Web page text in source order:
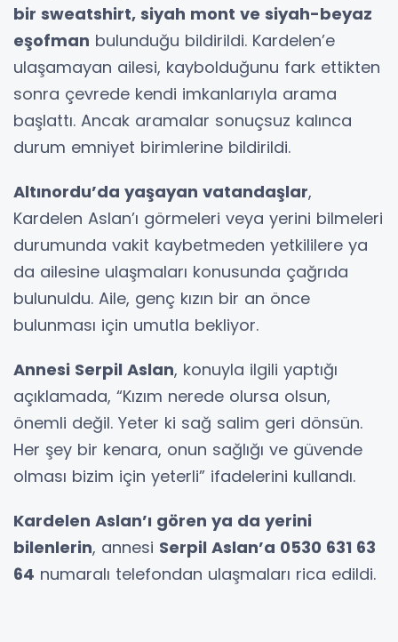
bir sweatshirt, siyah mont ve siyah-beyaz
eşofman bulunduğu bildirildi. Kardelen’e
ulaşamayan ailesi, kaybolduğunu fark ettikten
sonra çevrede kendi imkanlarıyla arama
başlattı. Ancak aramalar sonuçsuz kalınca
durum emniyet birimlerine bildirildi.
Altınordu’da yaşayan vatandaşlar,
Kardelen Aslan’ı görmeleri veya yerini bilmeleri
durumunda vakit kaybetmeden yetkililere ya
da ailesine ulaşmaları konusunda çağrıda
bulunuldu. Aile, genç kızın bir an önce
bulunması için umutla bekliyor.
Annesi Serpil Aslan, konuyla ilgili yaptığı
açıklamada, “Kızım nerede olursa olsun,
önemli değil. Yeter ki sağ salim geri dönsün.
Her şey bir kenara, onun sağlığı ve güvende
olması bizim için yeterli” ifadelerini kullandı.
Kardelen Aslan’ı gören ya da yerini
bilenlerin, annesi Serpil Aslan’a 0530 631 63
64 numaralı telefondan ulaşmaları rica edildi.